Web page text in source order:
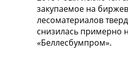
закупаемое на
лесоматериалов
снизилась примерно
«Беллесбумпром».